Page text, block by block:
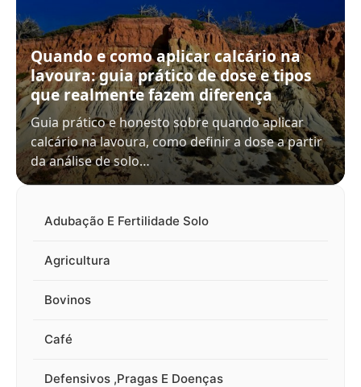
Quando e como aplicar calcário na
lavoura: guia prático de dose e tipos
que realmente fazem diferença
Guia prático e honesto sobre quando aplicar
calcário na lavoura, como definir a dose a partir
da análise de solo…
Adubação E Fertilidade Solo
Agricultura
Bovinos
Café
Defensivos ,Pragas E Doenças